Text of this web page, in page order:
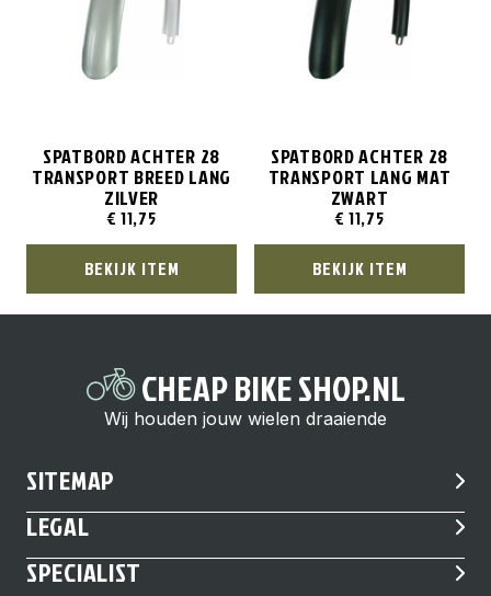
SPATBORD ACHTER 28
TRANSPORT BREED LANG
ZILVER
€ 11,75
BEKIJK ITEM
SPATBORD ACHTER 28
TRANSPORT LANG MAT
ZWART
€ 11,75
BEKIJK ITEM
CHEAP BIKE SHOP.NL
Wij houden jouw wielen draaiende
SITEMAP
LEGAL
SPECIALIST